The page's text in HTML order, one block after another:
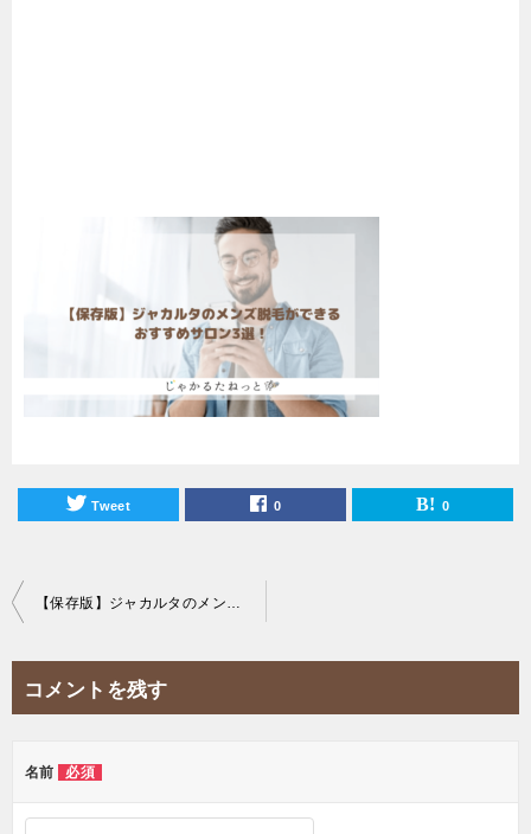
Tweet 0 0
投
ー
【保存版】ジャカルタのメンズ脱毛ができるおすすめサロン3選！
コメントを残す
名前 必須